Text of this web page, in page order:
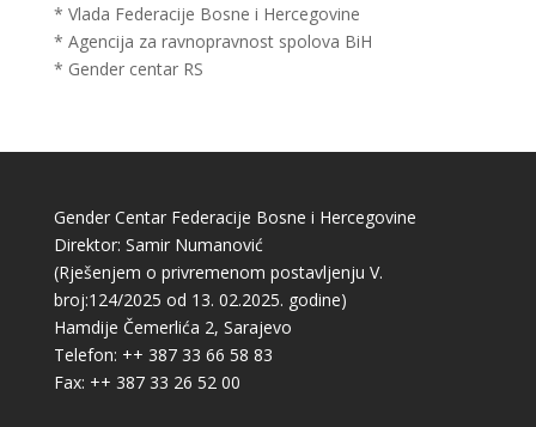
* Vlada Federacije Bosne i Hercegovine
* Agencija za ravnopravnost spolova BiH
* Gender centar RS
Gender Centar Federacije Bosne i Hercegovine
Direktor: Samir Numanović
(Rješenjem o privremenom postavljenju V.
broj:124/2025 od 13. 02.2025. godine)
Hamdije Čemerlića 2, Sarajevo
Telefon: ++ 387 33 66 58 83
Fax: ++ 387 33 26 52 00